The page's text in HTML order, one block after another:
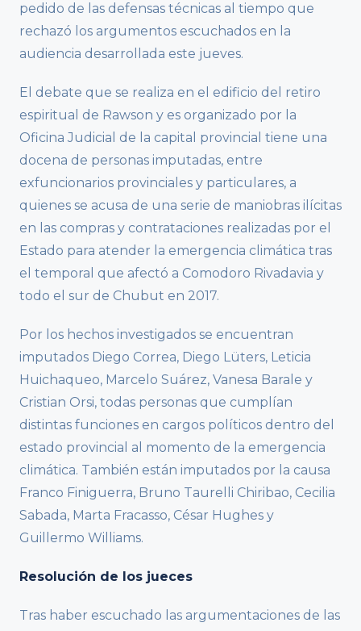
pedido de las defensas técnicas al tiempo que
rechazó los argumentos escuchados en la
audiencia desarrollada este jueves.
El debate que se realiza en el edificio del retiro
espiritual de Rawson y es organizado por la
Oficina Judicial de la capital provincial tiene una
docena de personas imputadas, entre
exfuncionarios provinciales y particulares, a
quienes se acusa de una serie de maniobras ilícitas
en las compras y contrataciones realizadas por el
Estado para atender la emergencia climática tras
el temporal que afectó a Comodoro Rivadavia y
todo el sur de Chubut en 2017.
Por los hechos investigados se encuentran
imputados Diego Correa, Diego Lüters, Leticia
Huichaqueo, Marcelo Suárez, Vanesa Barale y
Cristian Orsi, todas personas que cumplían
distintas funciones en cargos políticos dentro del
estado provincial al momento de la emergencia
climática. También están imputados por la causa
Franco Finiguerra, Bruno Taurelli Chiribao, Cecilia
Sabada, Marta Fracasso, César Hughes y
Guillermo Williams.
Resolución de los jueces
Tras haber escuchado las argumentaciones de las